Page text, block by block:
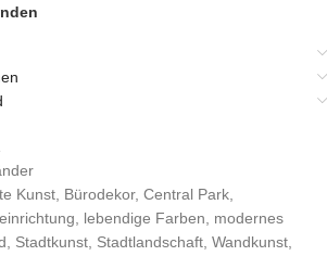
Kunst, Bürodekor, Central Park,
, lebendige Farben, modernes
, Stadtkunst, Stadtlandschaft, Wandkunst,